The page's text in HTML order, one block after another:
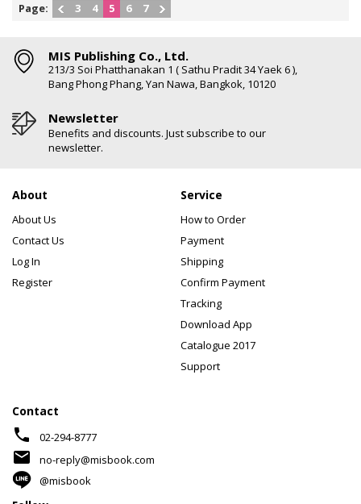
Page:
3 4 5 6 7
MIS Publishing Co., Ltd.
213/3 Soi Phatthanakan 1 ( Sathu Pradit 34 Yaek 6 ),
Bang Phong Phang, Yan Nawa, Bangkok, 10120
Newsletter
Benefits and discounts. Just subscribe to our
newsletter.
About
About Us
Contact Us
Log In
Register
Service
How to Order
Payment
Shipping
Confirm Payment
Tracking
Download App
Catalogue 2017
Support
Contact
phone 02-294-8777
mail
no-reply@misbook.com
@misbook